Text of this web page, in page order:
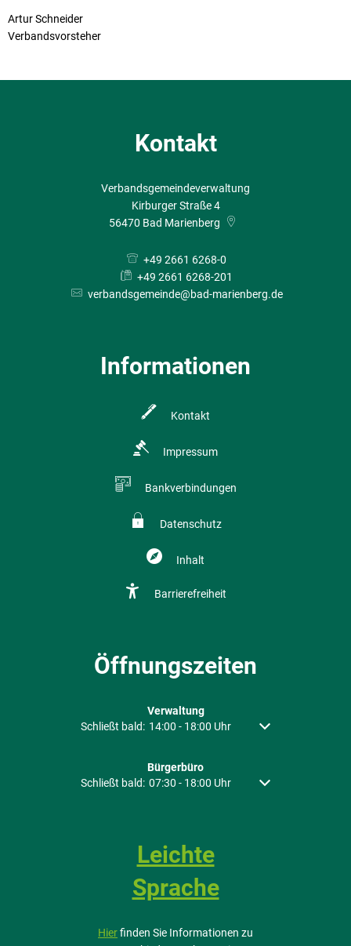
Artur Schneider
Verbandsvorsteher
Kontakt
Verbandsgemeindeverwaltung
Kirburger Straße 4
56470 Bad Marienberg
+49 2661 6268-0
+49 2661 6268-201
verbandsgemeinde@bad-marienberg.de
Informationen
Kontakt
Impressum
Bankverbindungen
Datenschutz
Inhalt
Barrierefreiheit
Öffnungszeiten
Verwaltung
Klicken, um weitere Öffnungs- oder Schließzeiten
Schließt bald: 14:00 - 18:00 Uhr Von 14:00 bis 18:00
Bürgerbüro
Klicken, um weitere Öffnungs- oder Schließzeiten
Schließt bald: 07:30 - 18:00 Uhr Von 07:30 bis 18:00
Leichte
Sprache
Hierfinden Sie Informationen zu